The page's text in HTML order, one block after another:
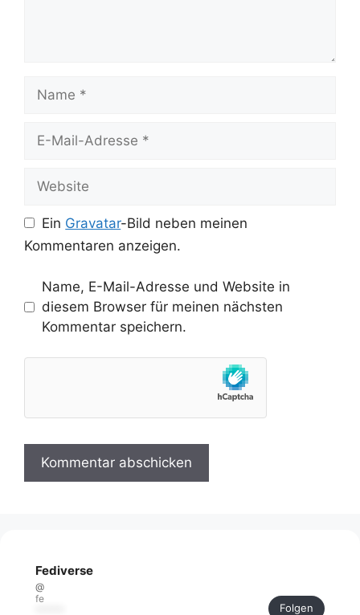
Name
Website
Ein Gravatar-Bild neben meinen
Kommentaren anzeigen.
Name, E-Mail-Adresse und Website in
diesem Browser für meinen nächsten
Kommentar speichern.
Fediverse
@
fe
Folgen